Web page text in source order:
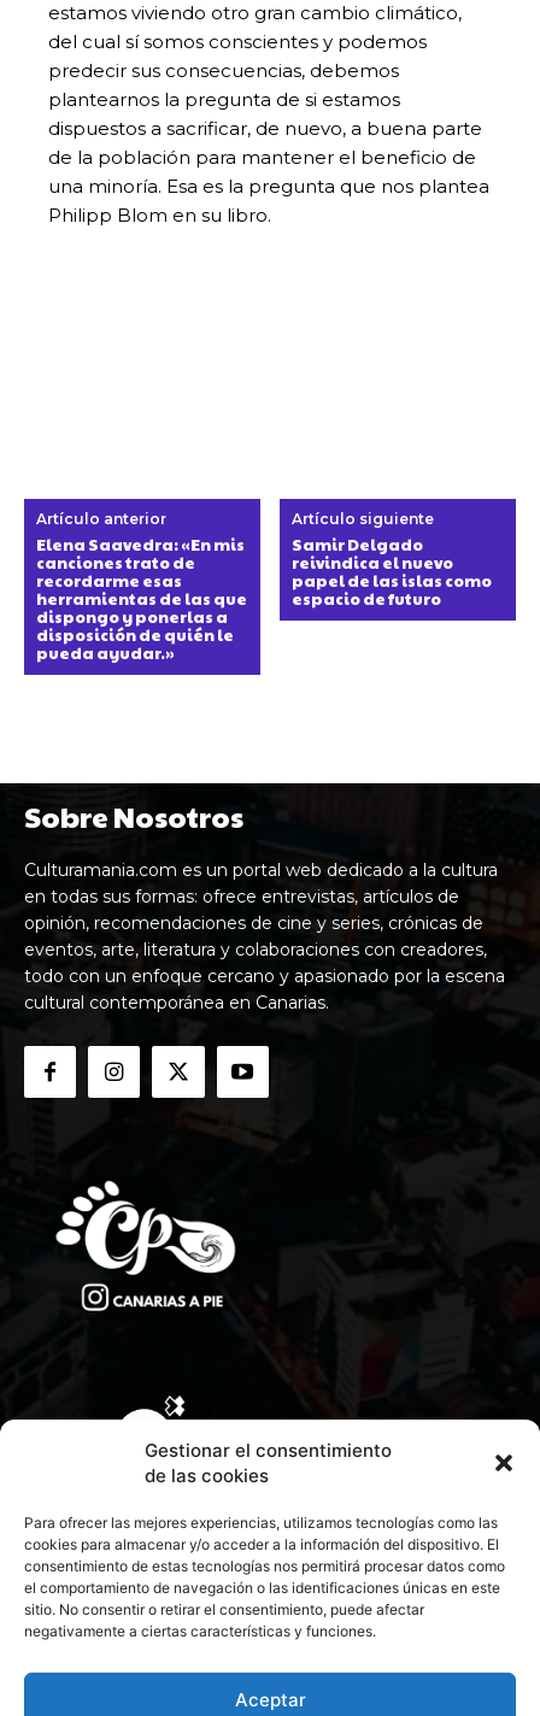
Gestionar el consentimiento
de las cookies
Para ofrecer las mejores experiencias, utilizamos tecnologías como las
cookies para almacenar y/o acceder a la información del dispositivo. El
consentimiento de estas tecnologías nos permitirá procesar datos como
el comportamiento de navegación o las identificaciones únicas en este
sitio. No consentir o retirar el consentimiento, puede afectar
negativamente a ciertas características y funciones.
Aceptar
estamos viviendo otro gran cambio climático,
del cual sí somos conscientes y podemos
predecir sus consecuencias, debemos
plantearnos la pregunta de si estamos
dispuestos a sacrificar, de nuevo, a buena parte
de la población para mantener el beneficio de
una minoría. Esa es la pregunta que nos plantea
Philipp Blom en su libro.
Artículo anterior
Elena Saavedra: «En mis
canciones trato de
recordarme esas
herramientas de las que
dispongo y ponerlas a
disposición de quién le
pueda ayudar.»
Artículo siguiente
Samir Delgado
reivindica el nuevo
papel de las islas como
espacio de futuro
Sobre Nosotros
Culturamania.com es un portal web dedicado a la cultura
en todas sus formas: ofrece entrevistas, artículos de
opinión, recomendaciones de cine y series, crónicas de
eventos, arte, literatura y colaboraciones con creadores,
todo con un enfoque cercano y apasionado por la escena
cultural contemporánea en Canarias.
CONTACTA CON NOSOTROS